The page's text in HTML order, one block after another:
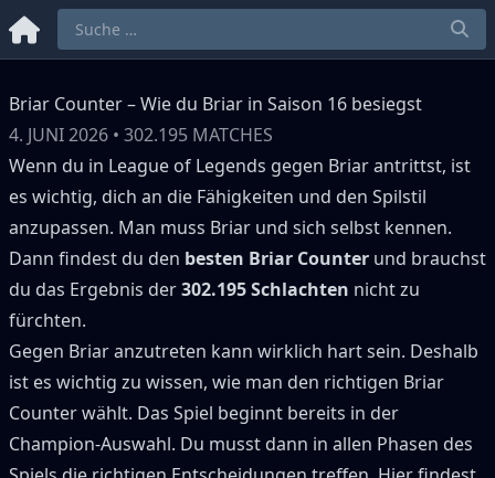
Briar Counter – Wie du Briar in Saison 16 besiegst
4. JUNI 2026 • 302.195 MATCHES
Wenn du in League of Legends gegen Briarantrittst, ist
es wichtig, dich an die Fähigkeiten und den Spilstil
anzupassen. Man muss Briar und sich selbst kennen.
Dann findest du den besten Briar Counter und brauchst
du das Ergebnis der302.195Schlachten nicht zu
fürchten.
Gegen Briaranzutreten kann wirklich hart sein. Deshalb
ist es wichtig zu wissen, wie man den richtigen Briar
Counter wählt. Das Spiel beginnt bereits in der
Champion-Auswahl. Du musst dann in allen Phasen des